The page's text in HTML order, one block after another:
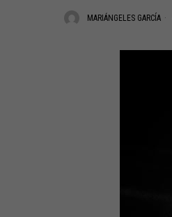
MARIÁNGELES GARCÍA